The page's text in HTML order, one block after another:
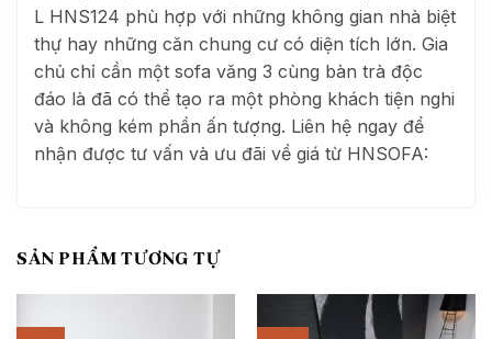
L HNS124 phù hợp với những không gian nhà biệt
thự hay những căn chung cư có diện tích lớn. Gia
chủ chỉ cần một sofa văng 3 cùng bàn trà độc
đáo là đã có thể tạo ra một phòng khách tiện nghi
và không kém phần ấn tượng. Liên hệ ngay để
nhận được tư vấn và ưu đãi về giá từ HNSOFA:
SẢN PHẨM TƯƠNG TỰ